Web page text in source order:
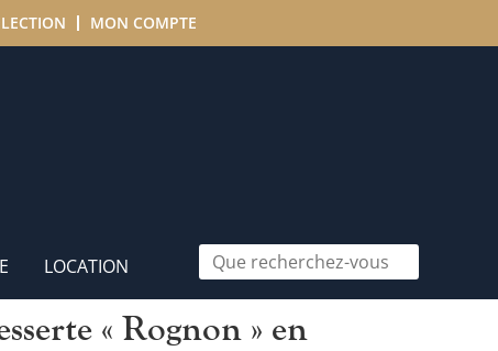
MON COMPTE
LOCATION
« Rognon » en